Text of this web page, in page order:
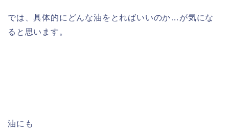
では、具体的にどんな油をとればいいのか…が気にな
ると思います。
油にも